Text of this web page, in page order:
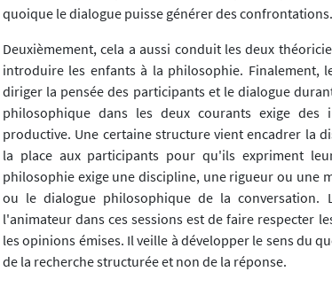
quoique le dialogue puisse générer des confrontations.
Deuxièmement, cela a aussi conduit les deux
introduire les enfants à la philosophie. Finalement,
diriger la pensée des participants et le dialogue
philosophique dans les deux courants exige
productive. Une certaine structure vient encadrer la
la place aux participants pour qu'ils expriment
philosophie exige une discipline, une rigueur ou une
ou le dialogue philosophique de la
l'animateur dans ces sessions est de faire respecter
les opinions émises. Il veille à développer le sens du
de la recherche structurée et non de la réponse.